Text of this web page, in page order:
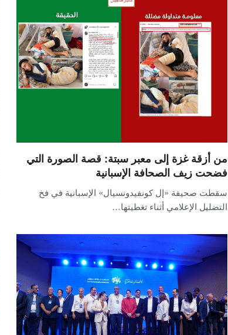
من أزقة غزة إلى معبر سبتة: قصة الصورة التي
فضحت زيف الصحافة الإسبانية
سقطت صحيفة «إل كونفيدونسيال» الإسبانية في فخ
التضليل الإعلامي أثناء تغطيتها…